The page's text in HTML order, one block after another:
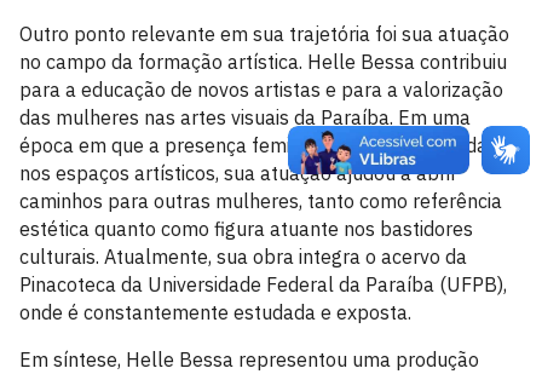
Outro ponto relevante em sua trajetória foi sua atuação
no campo da formação artística. Helle Bessa contribuiu
para a educação de novos artistas e para a valorização
das mulheres nas artes visuais da Paraíba. Em uma
época em que a presença feminina ainda era limitada
nos espaços artísticos, sua atuação ajudou a abrir
caminhos para outras mulheres, tanto como referência
estética quanto como figura atuante nos bastidores
culturais. Atualmente, sua obra integra o acervo da
Pinacoteca da Universidade Federal da Paraíba (UFPB),
onde é constantemente estudada e exposta.
Em síntese, Helle Bessa representou uma produção